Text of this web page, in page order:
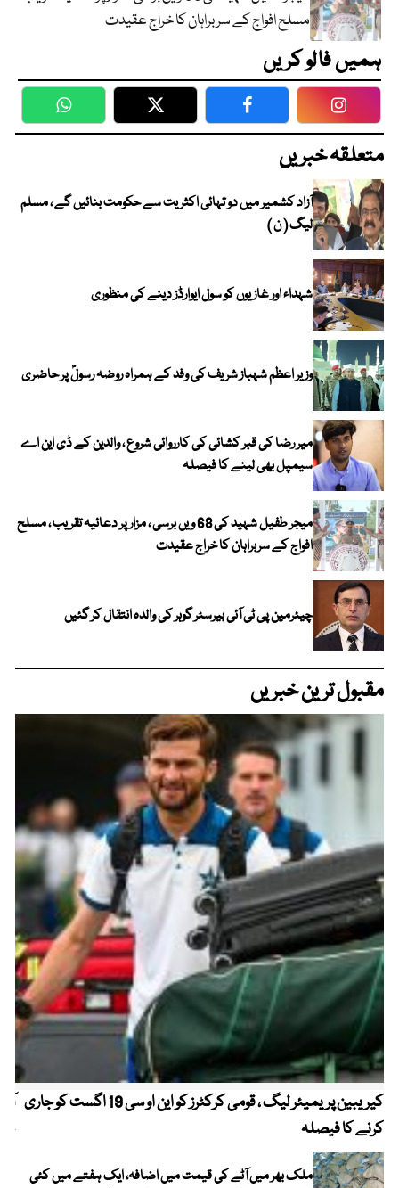
مسلح افواج کے سربراہان کا خراج عقیدت
ہمیں فالو کریں
WhatsApp Twitter Facebook
متعلقہ خبریں
آزاد کشمیر میں دو تہائی اکثریت سے حکومت بنائیں گے ، مسلم
لیگ ( ن )
شہداء اور غازیوں کو سول ایوارڈز دینے کی منظوری
وزیر اعظم شہباز شریف کی وفد کے ہمراہ روضہ رسولؐ پر حاضری
میر رضا کی قبر کشائی کی کارروائی شروع ، والدین کے ڈی این اے
سیمپل بھی لینے کا فیصلہ
میجر طفیل شہید کی 68 ویں برسی ، مزار پر دعائیہ تقریب ، مسلح
افواج کے سربراہان کا خراج عقیدت
چیئرمین پی ٹی آئی بیرسٹر گوہر کی والدہ انتقال کر گئیں
مقبول ترین خبریں
کیریبین پریمیئر لیگ ، قومی کرکٹرز کو این او سی 19 اگست کو جاری
کرنے کا فیصلہ
ملک بھر میں آٹے کی قیمت میں اضافہ، ایک ہفتے میں کئی